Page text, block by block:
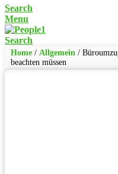
Search
Menu
Search
Home / Allgemein /
beachten müssen